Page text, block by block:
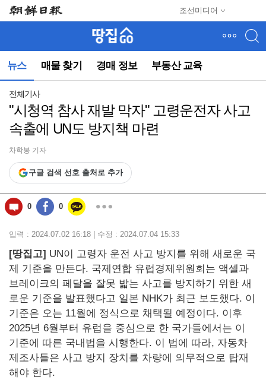
조선미디어
뉴
(컨
동)
뉴스 매물 찾기 경매 정보 부동산 교육
전체기사
"시청역 참사 재발 막자" 고령운전자 사고
속출에 UN도 방지책 마련
차학봉 기자
구글 검색 선호 출처로 추가
0 0
입력 : 2024.07.02 16:18 | 수정 : 2024.07.04 15:33
[땅집고] UN이 고령자 운전 사고 방지를 위해 새로운 국
제 기준을 만든다. 국제연합 유럽경제위원회는 액셀과
브레이크의 페달을 잘못 밟는 사고를 방지하기 위한 새
로운 기준을 발표했다고 일본 NHK가 최근 보도했다. 이
기준은 오는 11월에 정식으로 채택될 예정이다. 이후
2025년 6월부터 유럽을 중심으로 한 국가들에서는 이
기준에 따른 국내법을 시행한다. 이 법에 따라, 자동차
제조사들은 사고 방지 장치를 차량에 의무적으로 탑재
해야 한다.